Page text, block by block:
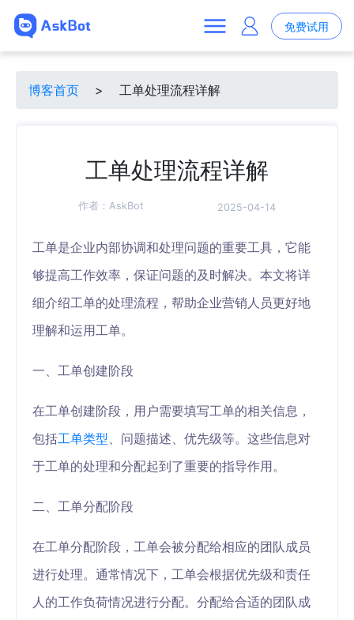
免费试用
博客首页 > 工单处理流程详解
工单处理流程详解
作者： AskBot 2025-04-14
工单是企业内部协调和处理问题的重要工具，它能
够提高工作效率，保证问题的及时解决。本文将详
细介绍工单的处理流程，帮助企业营销人员更好地
理解和运用工单。
一、工单创建阶段
在工单创建阶段，用户需要填写工单的相关信息，
包括工单类型、问题描述、优先级等。这些信息对
于工单的处理和分配起到了重要的指导作用。
二、工单分配阶段
在工单分配阶段，工单会被分配给相应的团队成员
进行处理。通常情况下，工单会根据优先级和责任
人的工作负荷情况进行分配。分配给合适的团队成